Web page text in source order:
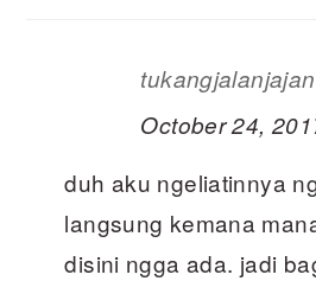
tukangjalanjajan
October 24,
duh aku ngeliatinnya
langsung kemana
disini ngga ada. jadi